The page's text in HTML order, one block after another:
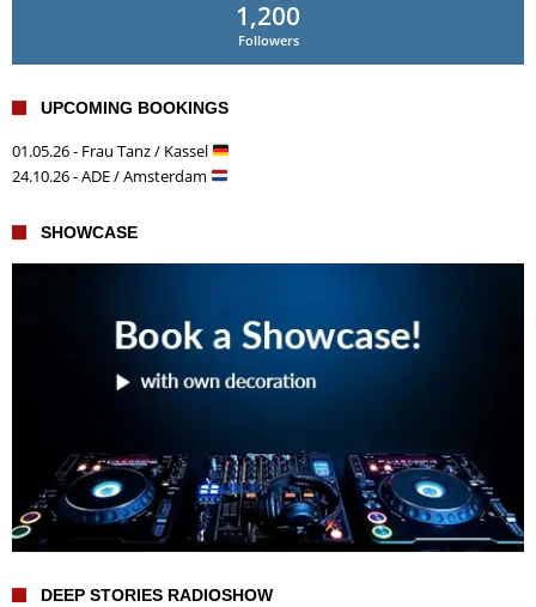
1,200
Followers
UPCOMING BOOKINGS
01.05.26 - Frau Tanz / Kassel
24.10.26 - ADE / Amsterdam
SHOWCASE
DEEP STORIES RADIOSHOW